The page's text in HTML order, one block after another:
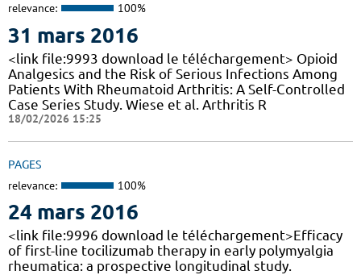
relevance: 100%
31 mars 2016
<link file:9993 download le téléchargement> Opioid
Analgesics and the Risk of Serious Infections Among
Patients With Rheumatoid Arthritis: A Self-Controlled
Case Series Study. Wiese et al. Arthritis R
18/02/2026 15:25
PAGES
relevance: 100%
24 mars 2016
<link file:9996 download le téléchargement>Efficacy
of first-line tocilizumab therapy in early polymyalgia
rheumatica: a prospective longitudinal study.